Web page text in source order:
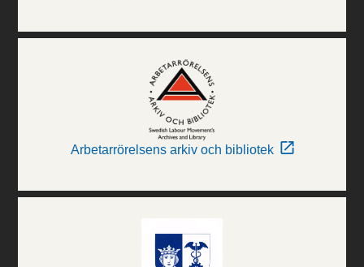
Arbetarrörelsens arkiv och bibliotek